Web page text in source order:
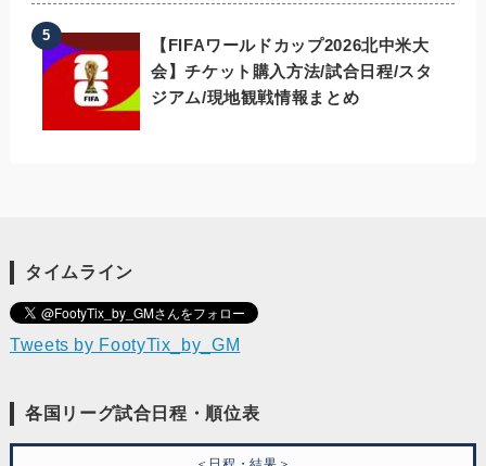
【FIFAワールドカップ2026北中米大
会】チケット購入方法/試合日程/スタ
ジアム/現地観戦情報まとめ
タイムライン
Tweets by FootyTix_by_GM
各国リーグ試合日程・順位表